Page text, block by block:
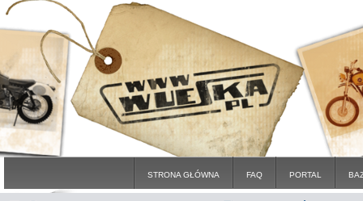
STRONA GŁÓWNA FAQ PORTAL